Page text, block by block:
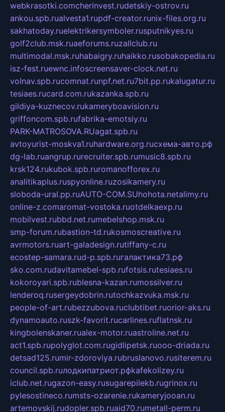
webkrasotki.comcherinvest.rudetskiy-ostrov.ru
ankou.spb.rualvesta1.rupdf-creator.runix-files.org.ru
sakhatoday.ruelektrikersymboler.rusputnikyes.ru
golf2club.msk.ruaeforums.ruzallclub.ru
multimodal.msk.ruhabaigry.ruhaikko.rusobakopedia.ru
isz-fest.ruewnc.infoscreensaver-clock.net.ru
volnav.spb.rucomnat.runpf.net.ru7bit.pp.rukalugatur.ru
tesiaes.rucard.com.rukazanka.spb.ru
gildiya-kuznecov.rukameryboavision.ru
griffoncom.spb.rufabrika-emotsiy.ru
PARK-MATROSOVA.RUagat.spb.ru
avtoyurist-moskva1.ruhardware.org.ruсхема-авто.рф
dg-lab.ruangrup.rurecruiter.spb.rumusic8.spb.ru
krsk124.rukubok.spb.ruromanofforex.ru
analitikaplus.ruspyonline.ruzosikamery.ru
sloboda-ural.pp.ruAUTO-COM.SUhohota.netalimy.ru
online-z.comaromat-vostoka.ruotdelkaexp.ru
mobilvest.rubbd.net.rumebelshop.msk.ru
smp-forum.rubastion-td.rukosmoscreative.ru
avrmotors.ruart-galadesign.rutiffany-c.ru
ecostep-samara.rud-p.spb.ruгалактика73.рф
sko.com.rudavitamebel-spb.rufotsis.rutesiaes.ru
kokoroyari.spb.rublesna-kazan.rumossilver.ru
lenderoq.rusergeydobrin.rutochkazvuka.msk.ru
people-of-art.rubezzubova.ruclubtibet.ruorior-aks.ru
dynamoauto.ruszk-favorit.rucarlines.ruflatnsk.ru
kingbolenskaner.rualex-motor.ruastroline.net.ru
act1.spb.rupolyglot.com.rugidlipetsk.ruooo-driada.ru
detsad125.rumir-zdoroviya.rubruslanovo.rusiterem.ru
council.spb.ruлодкипатриот.рфkafekolizey.ru
iclub.net.rugazon-easy.rusugarepilekb.rugrinox.ru
pylesostineco.rumsts-ozarenie.rukameryjooan.ru
artemovskij.rudopler.spb.ruaid70.rumetall-perm.ru